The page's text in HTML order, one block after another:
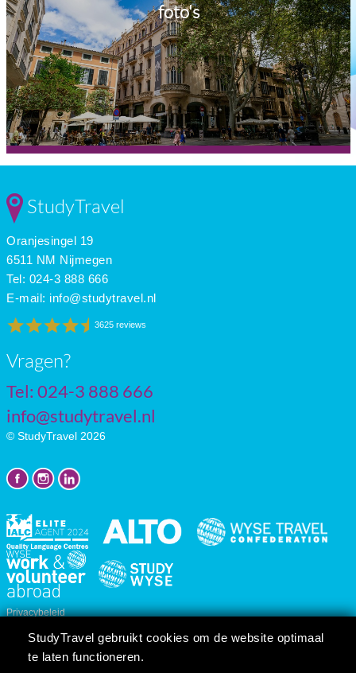
foto's
StudyTravel gebruikt cookies om de website optimaal
te laten functioneren.
StudyTravel
Oranjesingel 19
6511 NM Nijmegen
Tel: 024-3 888 666
E-mail: info@studytravel.nl
3625 reviews
Vragen?
Tel: 024-3 888 666
info@studytravel.nl
© StudyTravel 2026
Privacybeleid
Reis/cursusvoorwaarden